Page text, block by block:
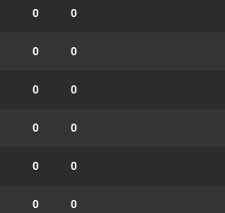
0
0
0
0
0
0
0
0
0
0
0
0